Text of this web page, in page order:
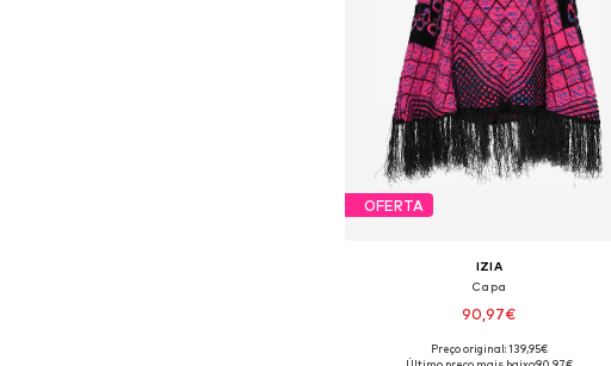
OFERTA
IZIA
Capa
90,97€
Tamanhos disponíveis: XS-S, M-L, XL-XXL
Preço original: 139,95€